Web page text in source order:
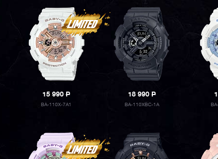
15 990P
BA-110X-7A1
18 990P
BA-110XBC-1A